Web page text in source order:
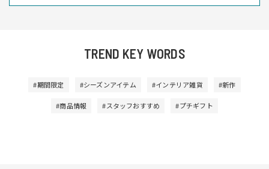
TREND KEY WORDS
#期間限定 #シーズンアイテム #インテリア雑貨 #新作
#商品情報 #スタッフおすすめ #プチギフト